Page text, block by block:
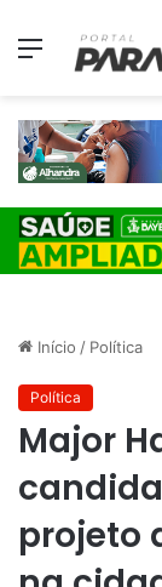
Menu
Início / Política
Política
Major
projeto